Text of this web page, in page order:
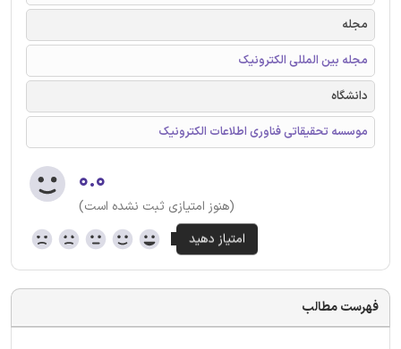
مجله
مجله بین المللی الکترونیک
دانشگاه
موسسه تحقیقاتی فناوری اطلاعات الکترونیک
۰.۰
(هنوز امتیازی ثبت نشده است)
فهرست مطالب